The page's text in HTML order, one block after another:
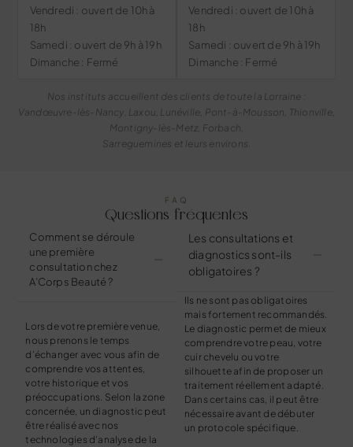
Vendredi : ouvert de 10h à
18h
Samedi : ouvert de 9h à 19h
Dimanche : Fermé
Vendredi : ouvert de 10h à
18h
Samedi : ouvert de 9h à 19h
Dimanche : Fermé
Nos instituts accueillent des clients de toute la Lorraine :
Vandœuvre-lès-Nancy, Laxou, Lunéville, Pont-à-Mousson, Thionville,
Montigny-lès-Metz, Forbach,
Sarreguemines et leurs environs.
FAQ
Questions fréquentes
Comment se déroule
une première
consultation chez
A’Corps Beauté ?
Lors de votre première venue,
nous prenons le temps
d’échanger avec vous afin de
comprendre vos attentes,
votre historique et vos
préoccupations. Selon la zone
concernée, un diagnostic peut
être réalisé avec nos
technologies d’analyse de la
Les consultations et
diagnostics sont-ils
obligatoires ?
Ils ne sont pas obligatoires
mais fortement recommandés.
Le diagnostic permet de mieux
comprendre votre peau, votre
cuir chevelu ou votre
silhouette afin de proposer un
traitement réellement adapté.
Dans certains cas, il peut être
nécessaire avant de débuter
un protocole spécifique.